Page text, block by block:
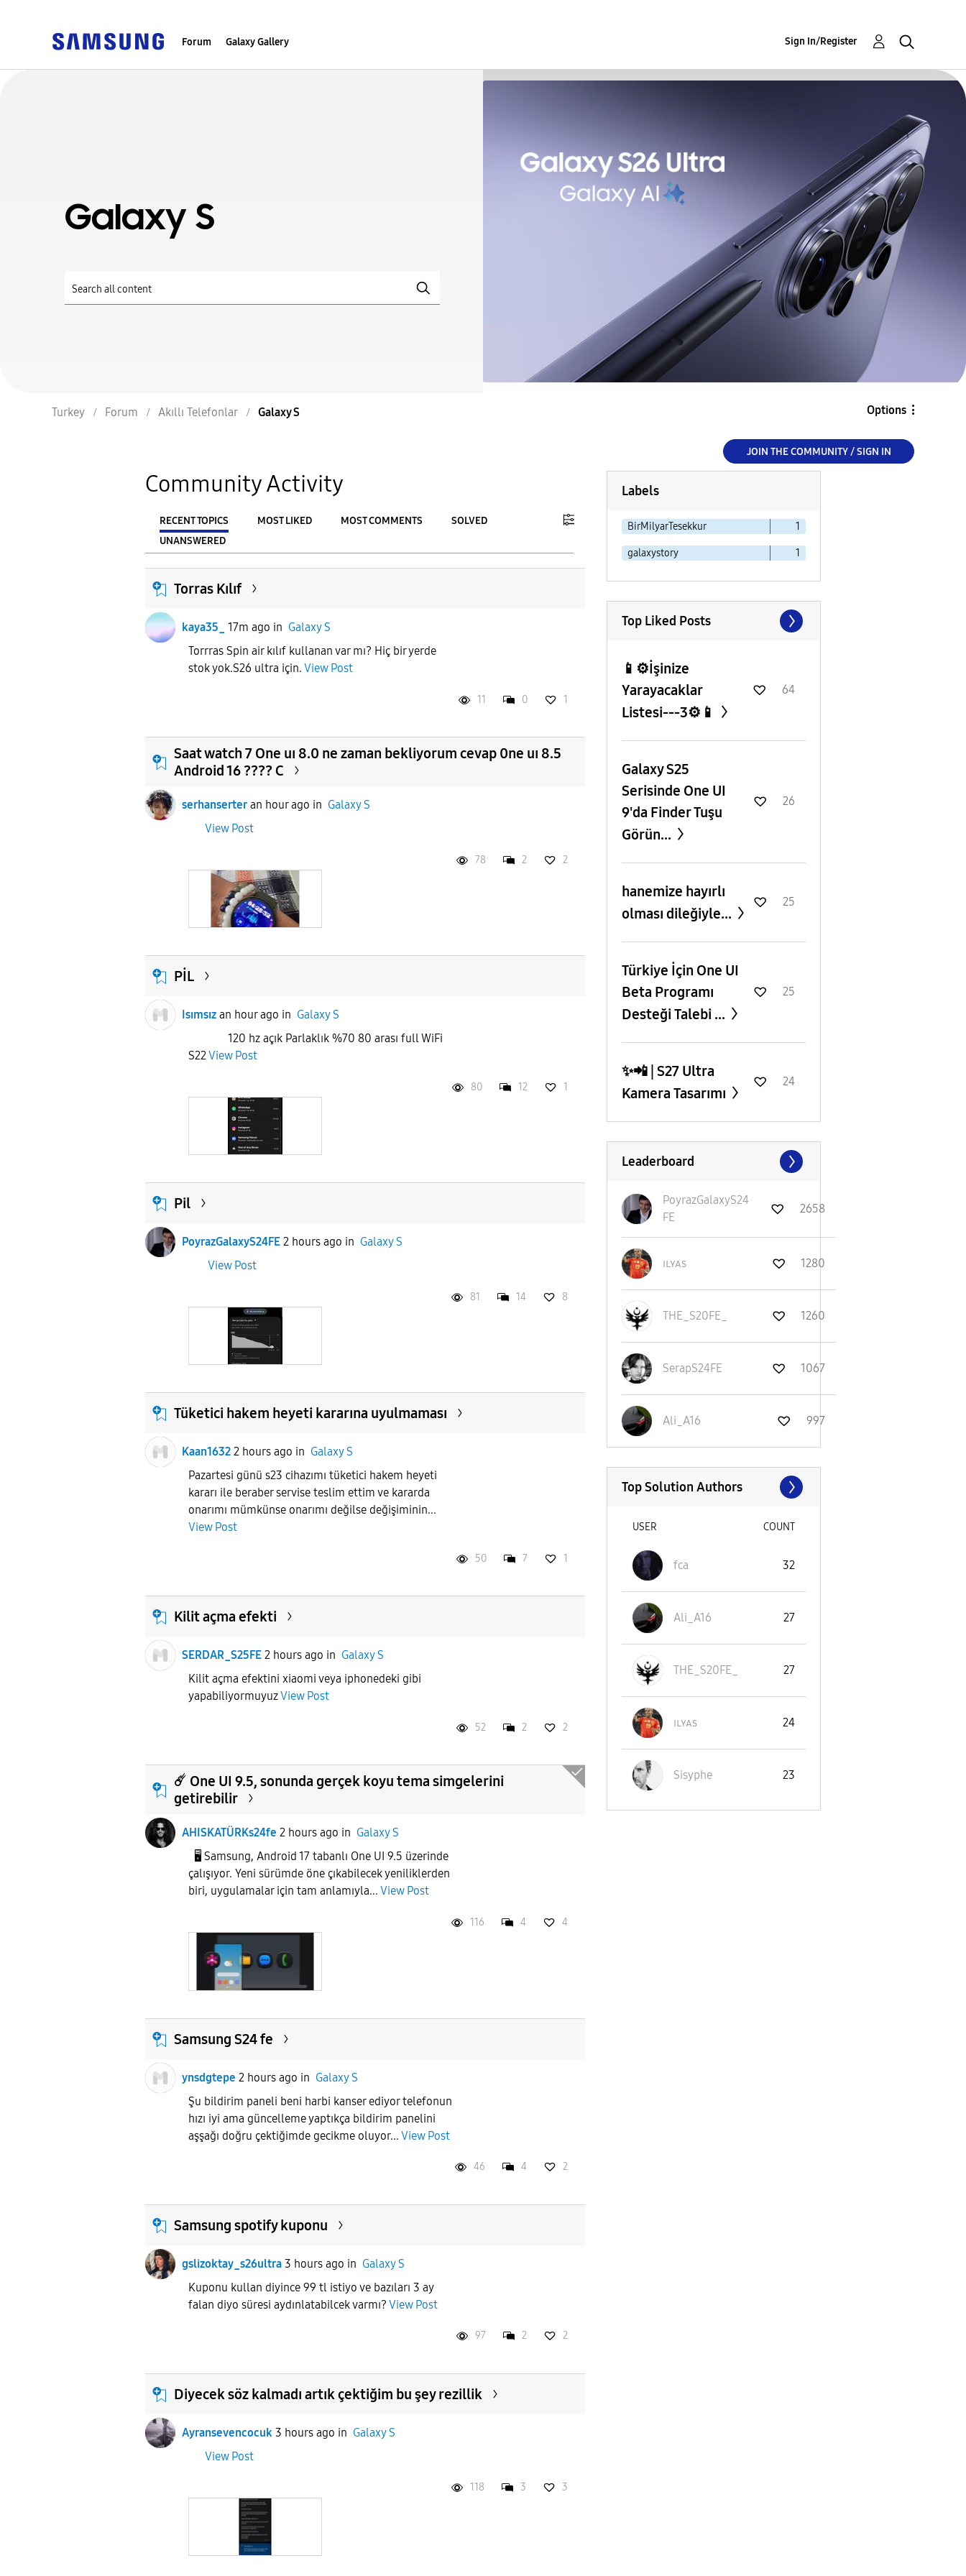
Forum Galaxy Gallery Sign In/Register
Galaxy S
Turkey Forum Akıllı Telefonlar Galaxy S Options
JOIN THE COMMUNITY / SIGN IN
Community Activity
RECENT TOPICS MOST LIKED MOST COMMENTS
SOLVED
UNANSWERED
From To
Torras Kılıf
kaya35_ 17m ago in Galaxy S
Torrras Spin air kılıf kullanan var mı? Hiç bir yerde
stok yok.S26 ultra için. View Post
11 0 1
Saat watch 7 One uı 8.0 ne zaman bekliyorum cevap 0ne uı 8.5
Android 16 ???? C
serhanserter an hour ago in Galaxy S
View Post
78 2 2
PİL
Isımsız an hour ago in Galaxy S
120 hz açık Parlaklık %70 80 arası full WiFi
S22View Post
80 12 1
Pil
PoyrazGalaxyS24FE 2 hours ago in Galaxy S
View Post
81 14 8
Tüketici hakem heyeti kararına uyulmaması
Kaan1632 2 hours ago in Galaxy S
Pazartesi günü s23 cihazımı tüketici hakem heyeti
kararı ile beraber servise teslim ettim ve kararda
onarımı mümkünse onarımı değilse değişiminin...
View Post
50 7 1
Kilit açma efekti
SERDAR_S25FE 2 hours ago in Galaxy S
Kilit açma efektini xiaomi veya iphonedeki gibi
yapabiliyormuyuzView Post
52 2 2
☄️ One UI 9.5, sonunda gerçek koyu tema simgelerini
getirebilir
AHISKATÜRKs24fe 2 hours ago in Galaxy S
🖥 Samsung, Android 17 tabanlı One UI 9.5 üzerinde
çalışıyor. Yeni sürümde öne çıkabilecek yeniliklerden
biri, uygulamalar için tam anlamıyla... View Post
116 4 4
Samsung S24 fe
ynsdgtepe 2 hours ago in Galaxy S
Şu bildirim paneli beni harbi kanser ediyor telefonun
hızı iyi ama güncelleme yaptıkça bildirim panelini
aşşağı doğru çektiğimde gecikme oluyor... View Post
46 4 2
Samsung spotify kuponu
gslizoktay_s26ultra 3 hours ago in Galaxy S
Kuponu kullan diyince 99 tl istiyo ve bazıları 3 ay
falan diyo süresi aydınlatabilcek varmı? View Post
97 2 2
Diyecek söz kalmadı artık çektiğim bu şey rezillik
Ayransevencocuk 3 hours ago in Galaxy S
View Post
118 3 3
Labels
BirMilyarTesekkur 1
galaxystory 1
Top Liked Posts
📱⚙️İşinize
Yarayacaklar
Listesi---3⚙️📱
64
Galaxy S25
Serisinde One UI
9'da Finder Tuşu
Görün...
26
hanemize hayırlı
olması dileğiyle...
25
​Türkiye İçin One UI
Beta Programı
Desteği Talebi ...
25
✨️📲 | S27 Ultra
Kamera Tasarımı
24
Leaderboard
PoyrazGalaxyS24
FE
2658
ɪʟʏᴀs 1280
THE_S20FE_ 1260
SerapS24FE 1067
Ali_A16 997
Top Solution Authors
USER COUNT
fca 32
Ali_A16 27
THE_S20FE_ 27
ɪʟʏᴀs 24
Sisyphe 23